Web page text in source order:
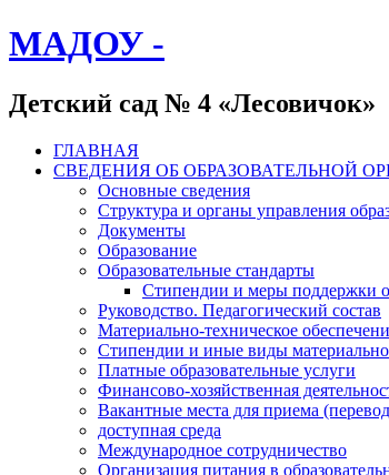
МАДОУ -
Детский сад № 4 «Лесовичок»
ГЛАВНАЯ
СВЕДЕНИЯ ОБ ОБРАЗОВАТЕЛЬНОЙ
Основные сведения
Структура и органы управления
Документы
Образование
Образовательные стандарты
Стипендии и меры поддержки
Руководство. Педагогический состав
Материально-техническое
Стипендии и иные виды
Платные образовательные услуги
Финансово-хозяйственная
Вакантные места для приема
доступная среда
Международное сотрудничество
Организация питания в